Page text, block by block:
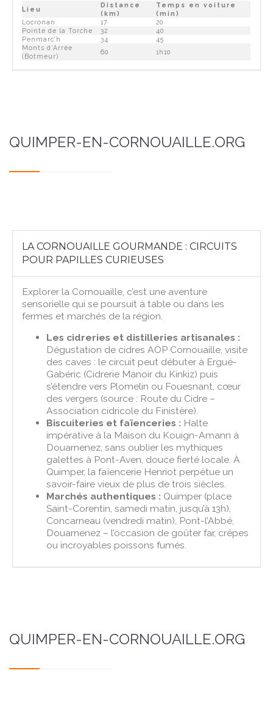
Lieu
Distance
(km)
Temps en voiture
(min)
Locronan
17
20
Pointe de la Torche
32
40
Penmarc’h
34
45
Monts d’Arrée
(Botmeur)
60 1h10
QUIMPER-EN-CORNOUAILLE.ORG
LA CORNOUAILLE GOURMANDE : CIRCUITS
POUR PAPILLES CURIEUSES
Explorer la Cornouaille, c’est une aventure
sensorielle qui se poursuit à table ou dans les
fermes et marchés de la région.
Les cidreries et distilleries artisanales :
Dégustation de cidres AOP Cornouaille, visite
des caves : le circuit peut débuter à Ergué-
Gabéric (Cidrerie Manoir du Kinkiz) puis
s’étendre vers Plomelin ou Fouesnant, cœur
des vergers (source : Route du Cidre –
Association cidricole du Finistère).
Biscuiteries et faïenceries : Halte
impérative à la Maison du Kouign-Amann à
Douarnenez, sans oublier les mythiques
galettes à Pont-Aven, douce fierté locale. À
Quimper, la faïencerie Henriot perpétue un
savoir-faire vieux de plus de trois siècles.
Marchés authentiques : Quimper (place
Saint-Corentin, samedi matin, jusqu’à 13h),
Concarneau (vendredi matin), Pont-l’Abbé,
Douarnenez – l’occasion de goûter far, crêpes
ou incroyables poissons fumés.
QUIMPER-EN-CORNOUAILLE.ORG